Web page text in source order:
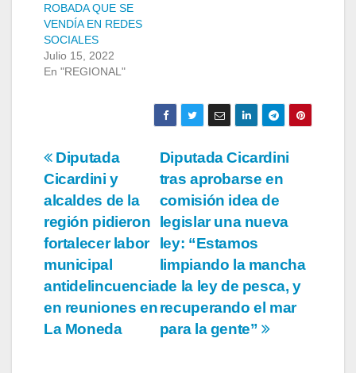
ROBADA QUE SE
VENDÍA EN REDES
SOCIALES
Julio 15, 2022
En "REGIONAL"
Navegación
de
entradas
Diputada Cicardini
tras aprobarse en
comisión idea de
legislar una nueva
ley: “Estamos
limpiando la mancha
de la ley de pesca, y
recuperando el mar
para la gente”
Diputada
Cicardini y
alcaldes de la
región pidieron
fortalecer labor
municipal
antidelincuencia
en reuniones en
La Moneda